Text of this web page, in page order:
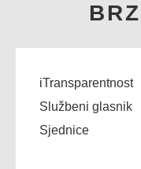
iTransparentnost
Službeni glasnik
Sjednice